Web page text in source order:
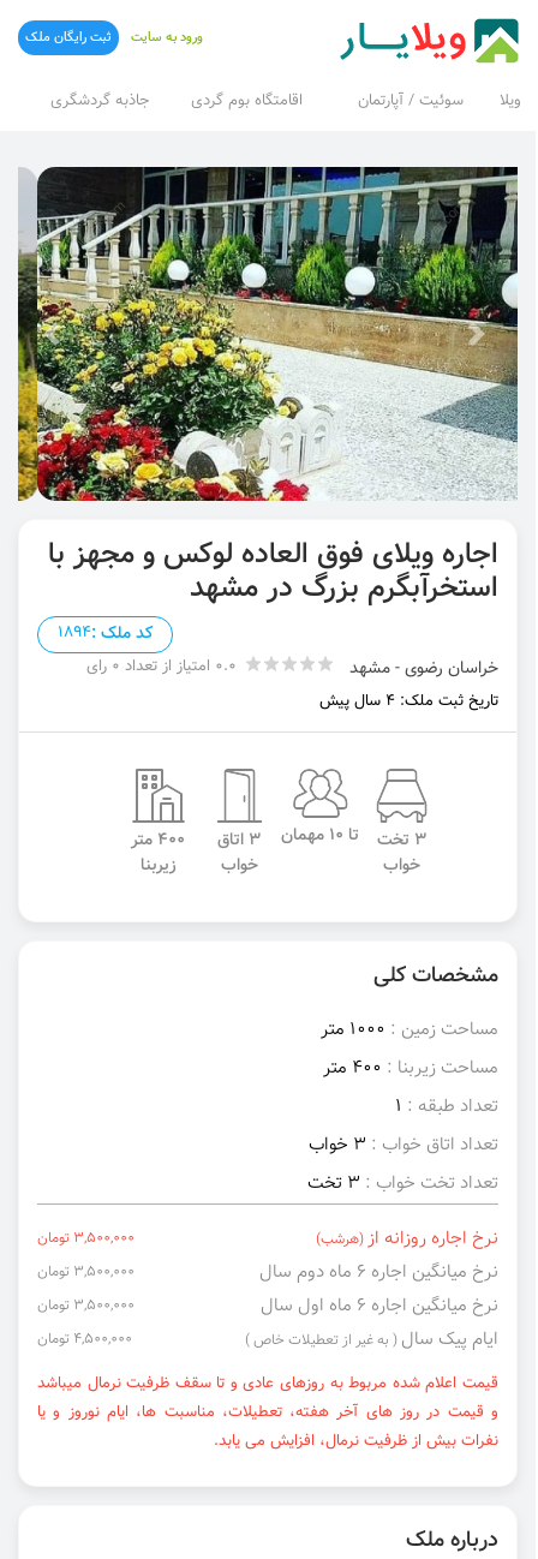
ویلا سوئیت / آپارتمان اقامتگاه بوم گردی جاذبه گردشگری
ورود به سایت ثبت رایگان ملک
اجاره ویلای فوق العاده لوکس و مجهز با
استخرآبگرم بزرگ در مشهد
کد ملک :1894
خراسان رضوی - مشهد
0.0 امتیاز از تعداد 0 رای
تاریخ ثبت ملک: 4 سال پیش
3 تخت
خواب
تا 10 مهمان
3 اتاق
خواب
400 متر
زیربنا
مشخصات کلی
مساحت زمین : 1000 متر
مساحت زیربنا : 400 متر
تعداد طبقه : 1
تعداد اتاق خواب : 3 خواب
تعداد تخت خواب : 3 تخت
نرخ اجاره روزانه از (هرشب) 3,500,000 تومان
نرخ میانگین اجاره ۶ ماه دوم سال 3,500,000 تومان
نرخ میانگین اجاره ۶ ماه اول سال 3,500,000 تومان
ایام پیک سال ( به غیر از تعطیلات خاص ) 4,500,000 تومان
قیمت اعلام شده مربوط به روزهای عادی و تا سقف ظرفیت نرمال میباشد
و قیمت در روز های آخر هفته، تعطیلات، مناسبت ها، ایام نوروز و یا
نفرات بیش از ظرفیت نرمال، افزایش می یابد.
درباره ملک